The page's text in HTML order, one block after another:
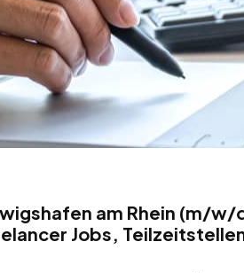
am Rhein (m/w/
Jobs,